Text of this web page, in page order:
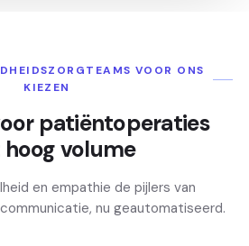
VOOR ONS
KIEZEN
patiëntoperaties
volume
en empathie de pijlers van
nu geautomatiseerd.